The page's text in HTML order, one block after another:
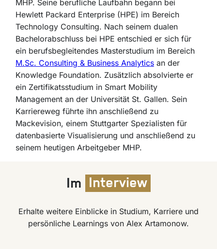
MHP. Seine berufliche Laufbahn begann bei
Hewlett Packard Enterprise (HPE) im Bereich
Technology Consulting. Nach seinem dualen
Bachelorabschluss bei HPE entschied er sich für
ein berufsbegleitendes Masterstudium im Bereich
M.Sc. Consulting & Business Analytics an der
Knowledge Foundation. Zusätzlich absolvierte er
ein Zertifikatsstudium in Smart Mobility
Management an der Universität St. Gallen. Sein
Karriereweg führte ihn anschließend zu
Mackevision, einem Stuttgarter Spezialisten für
datenbasierte Visualisierung und anschließend zu
seinem heutigen Arbeitgeber MHP.
Im Interview
Erhalte weitere Einblicke in Studium, Karriere und
persönliche Learnings von Alex Artamonow.